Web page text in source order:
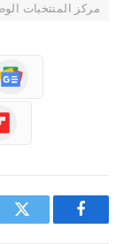
مركز المنتخبات
فيسبوك